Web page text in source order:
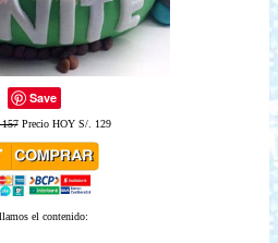
Save
Precio HOY S/. 129
el contenido: